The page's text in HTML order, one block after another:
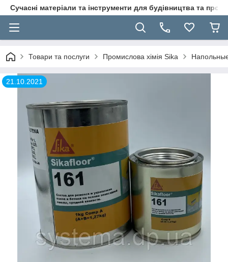
Сучасні матеріали та інструменти для будівництва та
Товари та послуги Промислова хімія Sika
21.10.2021